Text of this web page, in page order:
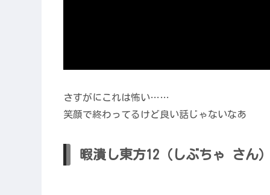
さすがにこれは怖い……
笑顔で終わってるけど良い話じゃないなあ
暇潰し東方12（しぶちゃ さん